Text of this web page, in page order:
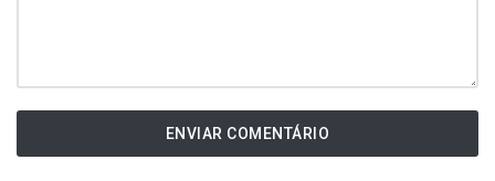
ENVIAR COMENTÁRIO